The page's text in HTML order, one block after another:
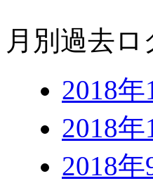
月別過去ロ
2018年
2018年
2018年